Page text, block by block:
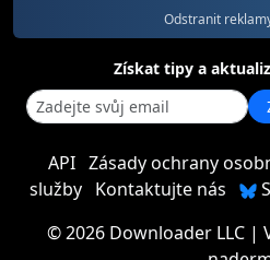
Odstranit
Získat tipy a
API Zásady ochrany
služby Kontaktujte nás
©2026 Downloader LLC |